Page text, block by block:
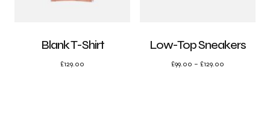
Blank T-Shirt
£129.00
Low-Top Sneakers
£99.00 – £129.00